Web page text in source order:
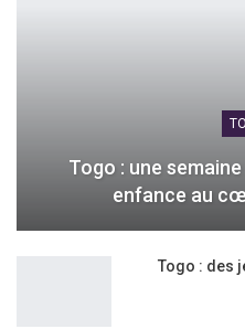
Togo : une
enfance au
Togo : des